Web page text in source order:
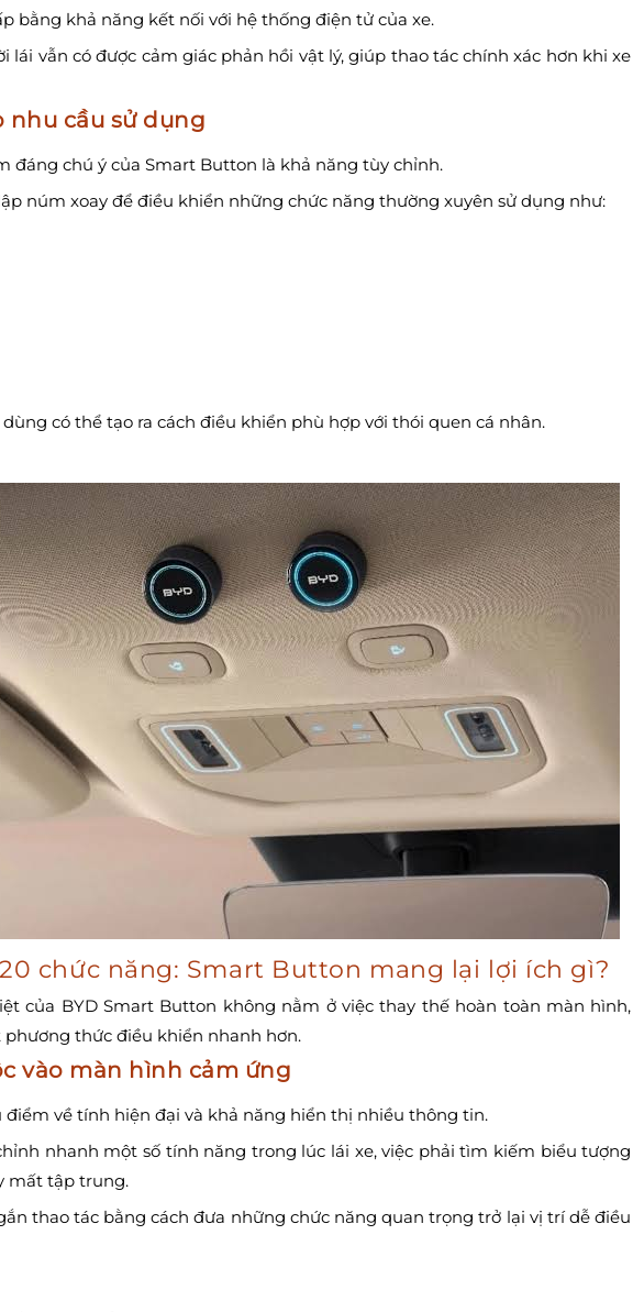
bằng khả năng kết nối với hệ thống điện tử của xe.
vẫn có được cảm giác phản hồi vật lý, giúp thao tác chính xác hơn khi xe
nhu cầu sử dụng
đáng chú ý của Smart Button là khả năng tùy chỉnh.
núm xoay để điều khiển những chức năng thường xuyên sử dụng như:
có thể tạo ra cách điều khiển phù hợp với thói quen cá nhân.
chức năng: Smart Button mang lại lợi ích gì?
của BYD Smart Button không nằm ở việc thay thế hoàn toàn màn hình,
thức điều khiển nhanh hơn.
vào màn hình cảm ứng
điểm về tính hiện đại và khả năng hiển thị nhiều thông tin.
nhanh một số tính năng trong lúc lái xe, việc phải tìm kiếm biểu tượng
mất tập trung.
thao tác bằng cách đưa những chức năng quan trọng trở lại vị trí dễ điều